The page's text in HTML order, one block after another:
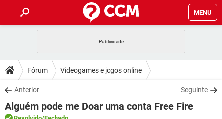
MENU
CELULAR FACEBOOK
OUTLOOK
INSTAGRAM GMAIL
DICAS
JOGOS WHATSAPP
OUTLOOK
DOWNLOADS
JOGOS WHATSAPP
FÓRUM
Fórum Videogames e jogos online
Anterior Seguinte
Alguém pode me Doar uma conta Free Fire